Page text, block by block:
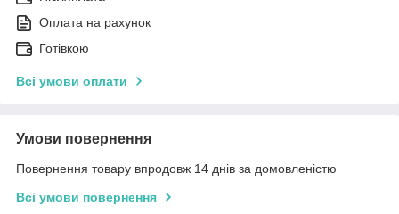
Оплата на рахунок
Готівкою
Всі умови оплати
Умови повернення
Повернення товару впродовж 14 днів за домовленістю
Всі умови повернення